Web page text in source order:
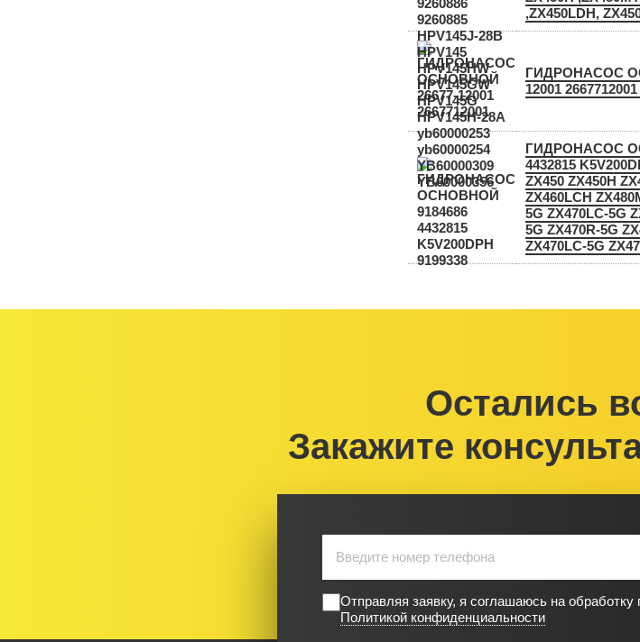
,ZX450LDH,
ГИДРОНАСОС
12001
ГИДРОНАСОС
4432815
ZX450 ZX450H
ZX460LCH
5G ZX470LC-5G
5G ZX470R-5G
ZX470LC-5G
Остались
Закажите
Отправляя заявку, я соглашаюсь на
Политикой конфиденциальности